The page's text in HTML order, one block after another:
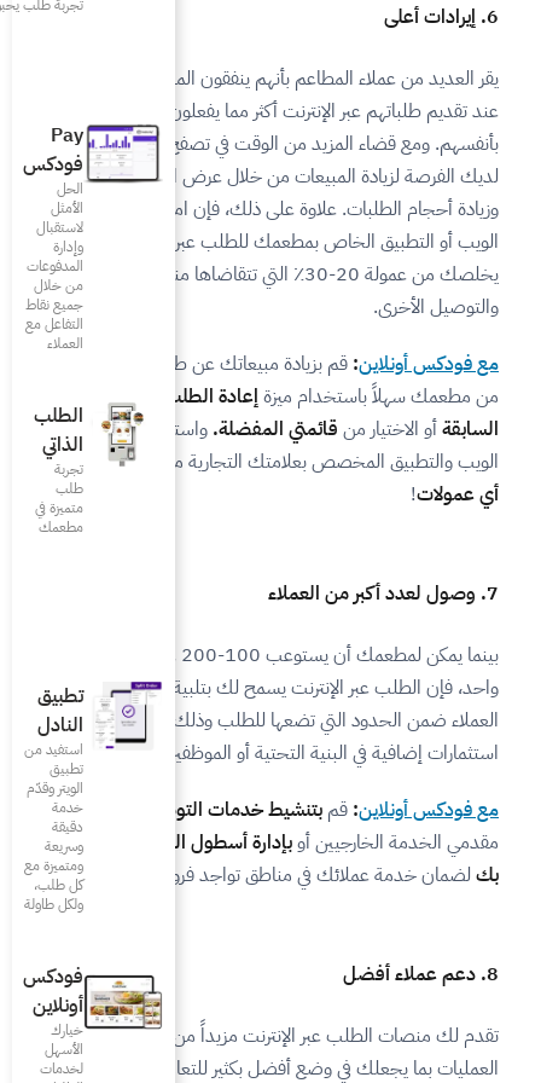
Pay
فودكس
الحل
الأمثل
وإدارة
المدفوعات
من خلال
الطلب
الذاتي
تجربة
تطبيق
النادل
استفيد من
تطبيق
خدمة
دقيقة
وسريعة
ومتميزة مع
كل طلب،
فودكس
خيارك
الأسهل
لخدمات
ينفقون المزيد من الأموال
مما يفعلون عند زيارتها
في تصفح قائمتك تصبح
خلال عرض المنتجات المشابهة
ذلك، فإن امتلاكك لموقع
للطلب عبر الإنترنت سوف
عمولة 20-30٪ التي تتقاضاها منصات الطلب
عن طريق جعل الطلب
إعادة الطلب من الطلبات
واستمتع بامتلاك موقع
التجارية من فودكسدون
بينما يمكن لمطعمك أن يستوعب 100-200 عميل في وقت
لك بتلبية عدد أكبر بكثير من
للطلب وذلك دون أي
أو الموظفين.
خدمات التوصيلمع شبكة من
أسطول السائقين الخاص
تواجد فروعك.
مزيداً من التحكم في
بكثير للتعامل مع شكاوى